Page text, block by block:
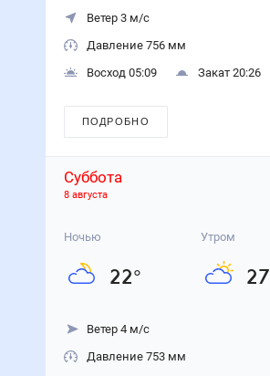
Ветер 3 м/с
Давление 756 мм
Восход 05:09
Закат 20:26
ПОДРОБНО
Суббота
8 августа
Ночью
22°
Утром
27
Ветер 4 м/с
Давление 753 мм